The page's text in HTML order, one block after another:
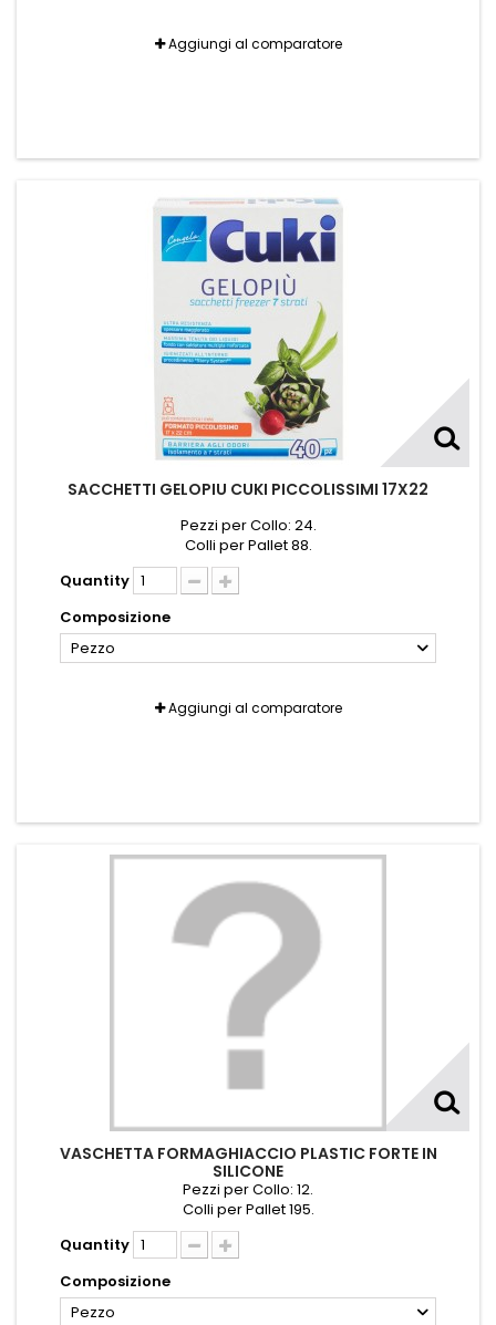
Aggiungi al comparatore
SACCHETTI GELOPIU CUKI PICCOLISSIMI 17X22
Pezzi per Collo: 24.
Colli per Pallet 88.
Quantity
Composizione
Pezzo
Aggiungi al comparatore
VASCHETTA FORMAGHIACCIO PLASTIC FORTE IN
SILICONE
Pezzi per Collo: 12.
Colli per Pallet 195.
Quantity
Composizione
Pezzo